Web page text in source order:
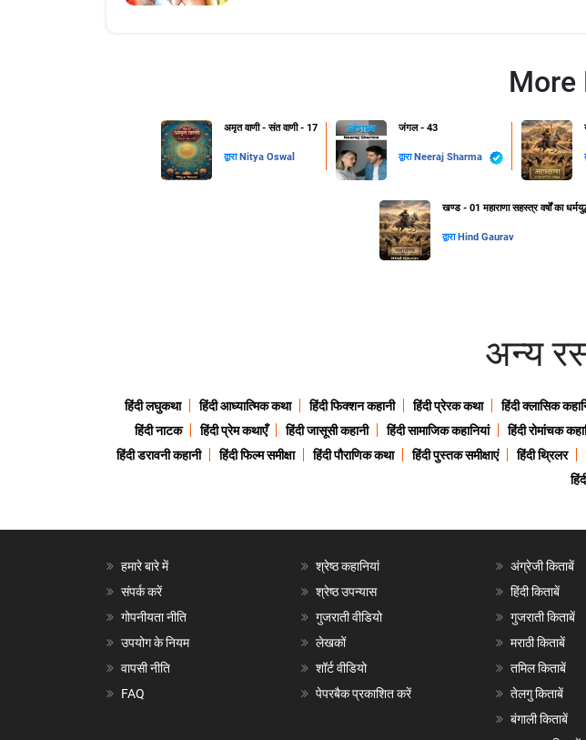
More
अमृत वाणी - संत वाणी - 17
द्वारा Nitya Oswal
जंगल - 43
द्वारा Neeraj Sharma
खण्ड - 01 महाराणा सहस्त्र वर्षों का
द्वारा Hind Gaurav
अन्य
हिंदी लघुकथा हिंदी आध्यात्मिक कथा हिंदी फिक्शन कहानी हिंदी प्रेरक कथा हिंदी क्लासिक
हिंदी नाटक
हिंदी प्रेम कथाएँ हिंदी जासूसी कहानी हिंदी सामाजिक कहानियां हिंदी रोमांचक
हिंदी डरावनी कहानी
हिंदी फिल्म समीक्षा हिंदी पौराणिक कथा हिंदी पुस्तक समीक्षाएं हिंदी थ्रिलर
हमारे बारे में
संपर्क करें
गोपनीयता नीति
उपयोग के नियम
वापसी नीति
FAQ
श्रेष्ठ कहानियां
श्रेष्ठ उपन्यास
गुजराती वीडियो
लेखकों
शॉर्ट वीडियो
पेपरबैक प्रकाशित करें
अंग्रेजी किताबें
हिंदी किताबें
गुजराती किताबें
मराठी किताबें
तमिल किताबें
तेलगु किताबें
बंगाली किताबें